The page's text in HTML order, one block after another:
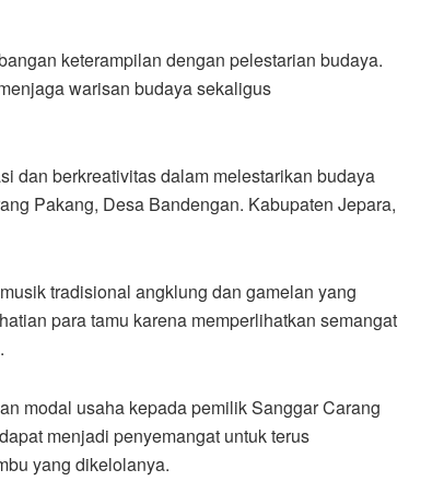
keterampilan dengan pelestarian budaya.
warisan budaya sekaligus
dan berkreativitas dalam melestarikan budaya
Pakang, Desa Bandengan. Kabupaten Jepara,
tradisional angklung dan gamelan yang
para tamu karena memperlihatkan semangat
modal usaha kepada pemilik Sanggar Carang
menjadi penyemangat untuk terus
yang dikelolanya.